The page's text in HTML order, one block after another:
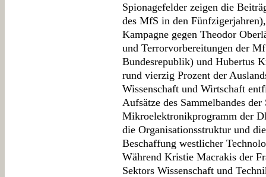
Spionagefelder zeigen die
des MfS in den
Kampagne gegen Theodor
und Terrorvorbereitungen der
Bundesrepublik) und Hubertus
rund vierzig Prozent der
Wissenschaft und Wirtschaft
Aufsätze des Sammelbandes
Mikroelektronikprogramm der
die Organisationsstruktur und
Beschaffung westlicher
Während Kristie Macrakis der
Sektors Wissenschaft und